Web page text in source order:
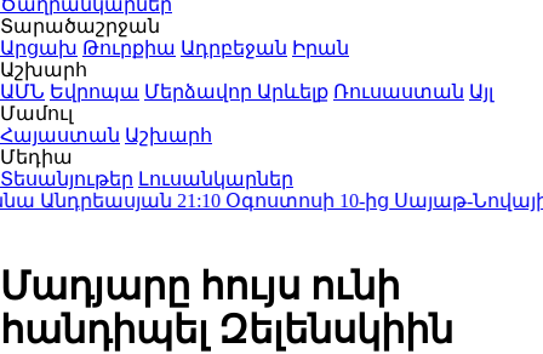
Ծաղրանկարներ
Տարածաշրջան
Արցախ Թուրքիա Ադրբեջան Իրան
Աշխարհ
ԱՄՆ Եվրոպա Մերձավոր Արևելք Ռուսաստան Այլ
Մամուլ
Հայաստան Աշխարհ
Մեդիա
Տեսանյութեր Լուսանկարներ
Անդրեասյան21:10Օգոստոսի 10-ից Սայաթ-Նովայի
Մադյարը հույս ունի
հանդիպել Զելենսկիին